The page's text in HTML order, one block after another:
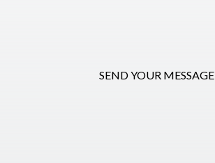
SEND YOUR MESSAGE